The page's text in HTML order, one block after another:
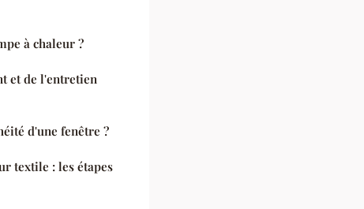
à chaleur ?
et de l'entretien
d'une fenêtre ?
textile : les étapes